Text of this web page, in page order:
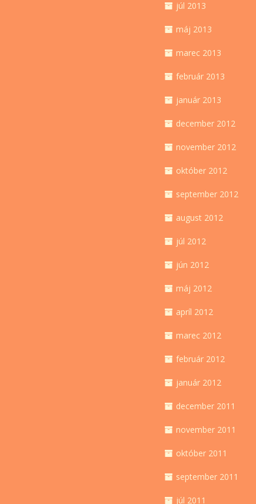
júl 2013
máj 2013
marec 2013
február 2013
január 2013
december 2012
november 2012
október 2012
september 2012
august 2012
júl 2012
jún 2012
máj 2012
apríl 2012
marec 2012
február 2012
január 2012
december 2011
november 2011
október 2011
september 2011
júl 2011